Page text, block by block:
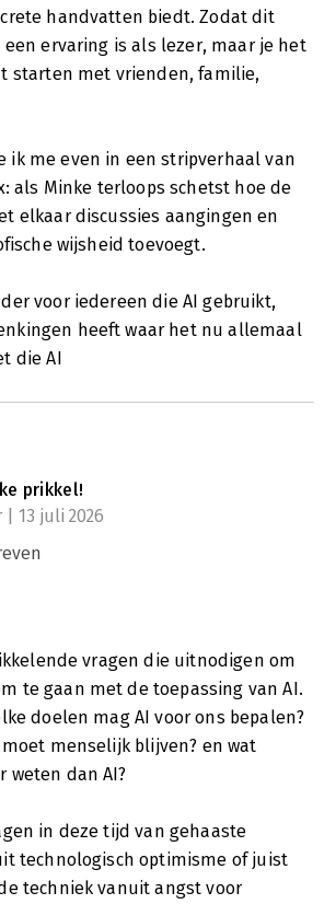
handvatten biedt. Zodat dit
ervaring is als lezer, maar je het
starten met vrienden, familie,
ik me even in een stripverhaal van
als Minke terloops schetst hoe de
elkaar discussies aangingen en
wijsheid toevoegt.
voor iedereen die AI gebruikt,
heeft waar het nu allemaal
die AI
prikkel!
| 13 juli 2026
vragen die uitnodigen om
te gaan met de toepassing van AI.
doelen mag AI voor ons bepalen?
menselijk blijven? en wat
weten dan AI?
in deze tijd van gehaaste
technologisch optimisme of juist
techniek vanuit angst voor